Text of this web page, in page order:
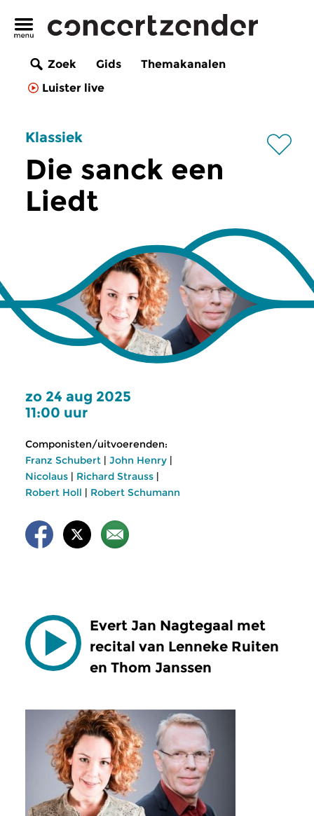
Zoek Gids
Themakanalen
Luister live
Klassiek
Die sanck een
Liedt
zo 24 aug 2025
11:00 uur
Componisten/uitvoerenden:
Franz Schubert | John Henry |
Nicolaus | Richard Strauss |
Robert Holl | Robert Schumann
Evert Jan Nagtegaal met
recital van Lenneke Ruiten
en Thom Janssen